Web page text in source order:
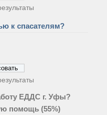
к спасателям?
ЕДДС г. Уфы?
помощь (55%)